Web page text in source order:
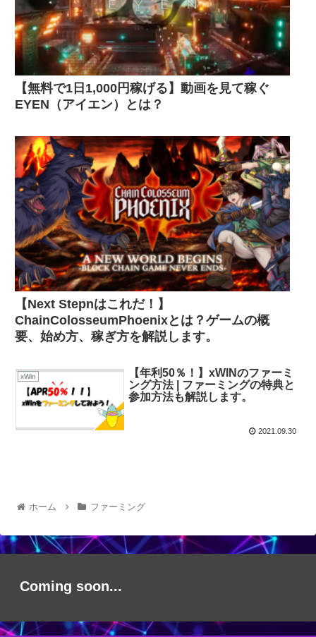
【無料で1日1,000円稼げる】動画を見て稼ぐ
EYEN（アイエン）とは？
【Next Stepnはこれだ！】
ChainColosseumPhoenixとは？ゲームの概
要、始め方、稼ぎ方を解説します。
xWin
【年利50％！】xWINのファーミ
ング方法 | ファーミングの特典と
参加方法も解説します。
2021.09.30
ホーム ファーミング
Coming soon...